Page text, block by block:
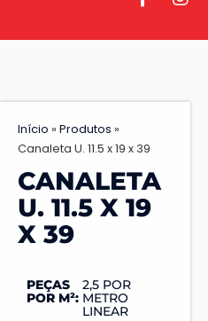
Início »Produtos »
Canaleta U. 11.5 x 19 x 39
CANALETA
U. 11.5 X 19
X 39
PEÇAS
POR M²:
2,5 POR
METRO
LINEAR